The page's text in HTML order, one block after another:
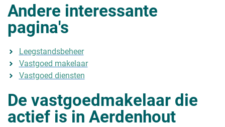
Andere interessante
pagina's
Leegstandsbeheer
Vastgoed makelaar
Vastgoed diensten
De vastgoedmakelaar die
actief is in Aerdenhout